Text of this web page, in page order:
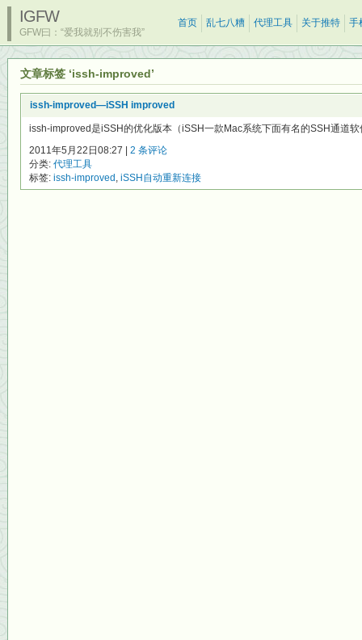
IGFW
GFW曰：“爱我就别不伤害我”
首页 乱七八糟 代理工具 关于推特 手
文章标签 ‘issh-improved’
issh-improved—iSSH improved
issh-improved是iSSH的优化版本（iSSH一款Mac系统下面有名的SSH通道
2011年5月22日08:27 | 2 条评论
分类: 代理工具
标签: issh-improved , iSSH自动重新连接